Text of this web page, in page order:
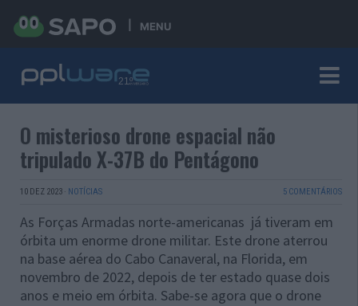
MENU
O misterioso drone espacial não
tripulado X-37B do Pentágono
10 DEZ 2023 · NOTÍCIAS 5 COMENTÁRIOS
As Forças Armadas norte-americanas já tiveram em
órbita um enorme drone militar. Este drone aterrou
na base aérea do Cabo Canaveral, na Florida, em
novembro de 2022, depois de ter estado quase dois
anos e meio em órbita. Sabe-se agora que o drone